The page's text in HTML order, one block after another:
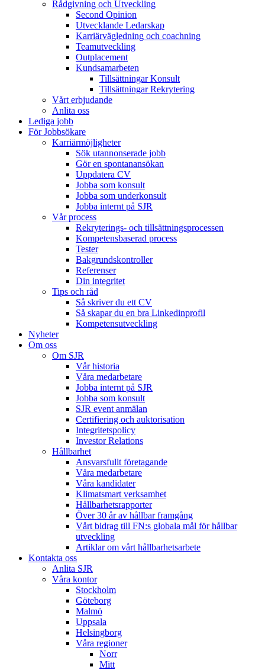
Rådgivning och Utveckling
Second Opinion
Utvecklande Ledarskap
Karriärvägledning och coachning
Teamutveckling
Outplacement
Kundsamarbeten
Tillsättningar Konsult
Tillsättningar Rekrytering
Vårt erbjudande
Anlita oss
Lediga jobb
För Jobbsökare
Karriärmöjligheter
Sök utannonserade jobb
Gör en spontanansökan
Uppdatera CV
Jobba som konsult
Jobba som underkonsult
Jobba internt på SJR
Vår process
Rekryterings- och tillsättningsprocessen
Kompetensbaserad process
Tester
Bakgrundskontroller
Referenser
Din integritet
Tips och råd
Så skriver du ett CV
Så skapar du en bra Linkedinprofil
Kompetensutveckling
Nyheter
Om oss
Om SJR
Vår historia
Våra medarbetare
Jobba internt på SJR
Jobba som konsult
SJR event anmälan
Certifiering och auktorisation
Integritetspolicy
Investor Relations
Hållbarhet
Ansvarsfullt företagande
Våra medarbetare
Våra kandidater
Klimatsmart verksamhet
Hållbarhetsrapporter
Över 30 år av hållbar framgång
Vårt bidrag till FN:s globala mål för hållbar
utveckling
Artiklar om vårt hållbarhetsarbete
Kontakta oss
Anlita SJR
Våra kontor
Stockholm
Göteborg
Malmö
Uppsala
Helsingborg
Våra regioner
Norr
Mitt